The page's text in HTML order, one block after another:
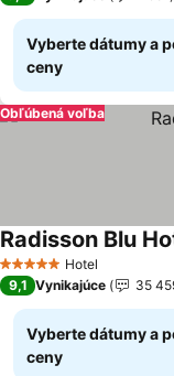
Vyberte dátumy a
ceny
Obľúbená voľba
5 Počet hviezdičiek
Hotel
Radisson Blu
9,1 Vynikajúce 35
Vyberte dátumy a
ceny